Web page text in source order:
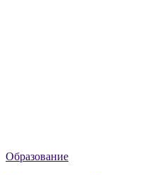
Образование